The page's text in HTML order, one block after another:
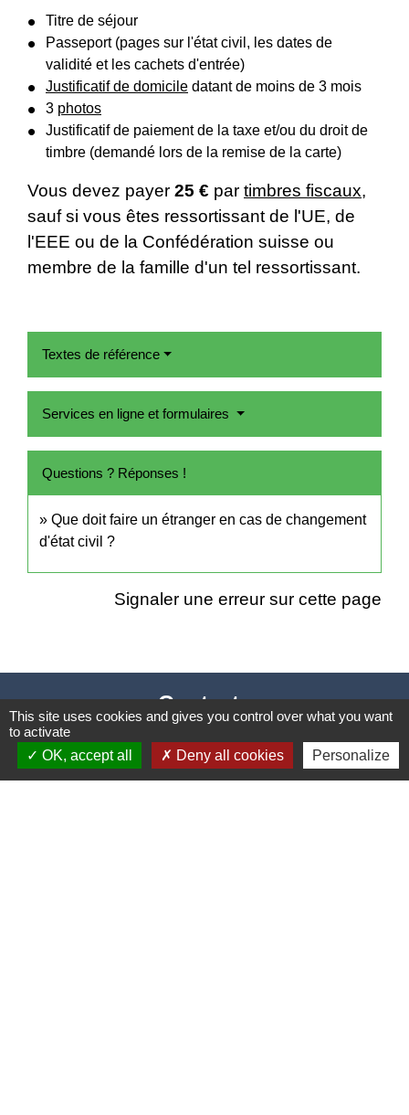
Titre de séjour
Passeport (pages sur l'état civil, les dates de
validité et les cachets d'entrée)
Justificatif de domicile datant de moins de 3 mois
3 photos
Justificatif de paiement de la taxe et/ou du droit de
timbre (demandé lors de la remise de la carte)
Vous devez payer 25 € par timbres fiscaux,
sauf si vous êtes ressortissant de l'UE, de
l'EEE ou de la Confédération suisse ou
membre de la famille d'un tel ressortissant.
Textes de référence
Services en ligne et formulaires
Questions ? Réponses !
Que doit faire un étranger en cas de changement
d'état civil ?
Signaler une erreur sur cette page
Contacts
Mairie de Cormeray
1, RUE DE LA BUISSONNIERE
This site uses cookies and gives you control over what you want
to activate
OK, accept all
Deny all cookies Personalize